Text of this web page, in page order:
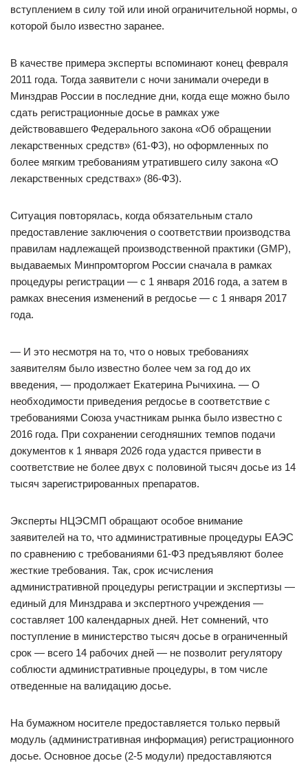
вступлением в силу той или иной ограничительной нормы, о
которой было известно заранее.
В качестве примера эксперты вспоминают конец февраля
2011 года. Тогда заявители с ночи занимали очереди в
Минздрав России в последние дни, когда еще можно было
сдать регистрационные досье в рамках уже
действовавшего Федерального закона «Об обращении
лекарственных средств» (61-ФЗ), но оформленных по
более мягким требованиям утратившего силу закона «О
лекарственных средствах» (86-ФЗ).
Ситуация повторялась, когда обязательным стало
предоставление заключения о соответствии производства
правилам надлежащей производственной практики (GMP),
выдаваемых Минпромторгом России сначала в рамках
процедуры регистрации — с 1 января 2016 года, а затем в
рамках внесения изменений в регдосье — с 1 января 2017
года.
— И это несмотря на то, что о новых требованиях
заявителям было известно более чем за год до их
введения, — продолжает Екатерина Рычихина. — О
необходимости приведения регдосье в соответствие с
требованиями Союза участникам рынка было известно с
2016 года. При сохранении сегодняшних темпов подачи
документов к 1 января 2026 года удастся привести в
соответствие не более двух с половиной тысяч досье из 14
тысяч зарегистрированных препаратов.
Эксперты НЦЭСМП обращают особое внимание
заявителей на то, что административные процедуры ЕАЭС
по сравнению с требованиями 61-ФЗ предъявляют более
жесткие требования. Так, срок исчисления
административной процедуры регистрации и экспертизы —
единый для Минздрава и экспертного учреждения —
составляет 100 календарных дней. Нет сомнений, что
поступление в министерство тысяч досье в ограниченный
срок — всего 14 рабочих дней — не позволит регулятору
соблюсти административные процедуры, в том числе
отведенные на валидацию досье.
На бумажном носителе предоставляется только первый
модуль (административная информация) регистрационного
досье. Основное досье (2-5 модули) предоставляются